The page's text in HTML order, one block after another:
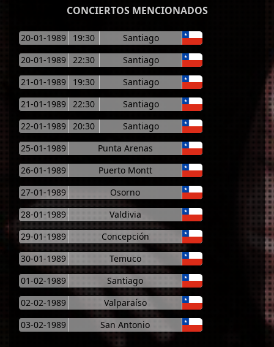
CONCIERTOS MENCIONADOS
20-01-1989 19:30
Santiago
20-01-1989 22:30
Santiago
21-01-1989
19:30
Santiago
21-01-1989 22:30
Santiago
22-01-1989 20:30
Santiago
25-01-1989
Punta Arenas
26-01-1989
Puerto Montt
27-01-1989
Osorno
28-01-1989
Valdivia
29-01-1989
Concepción
30-01-1989
Temuco
01-02-1989
Santiago
02-02-1989
Valparaíso
03-02-1989
San Antonio